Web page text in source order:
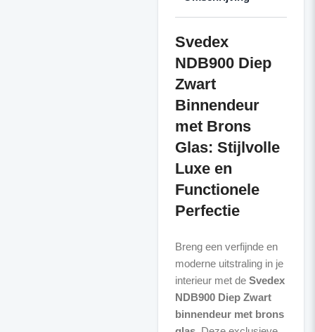
Svedex
NDB900 Diep
Zwart
Binnendeur
met Brons
Glas: Stijlvolle
Luxe en
Functionele
Perfectie
Breng een verfijnde en
moderne uitstraling in je
interieur met de Svedex
NDB900 Diep Zwart
binnendeur met brons